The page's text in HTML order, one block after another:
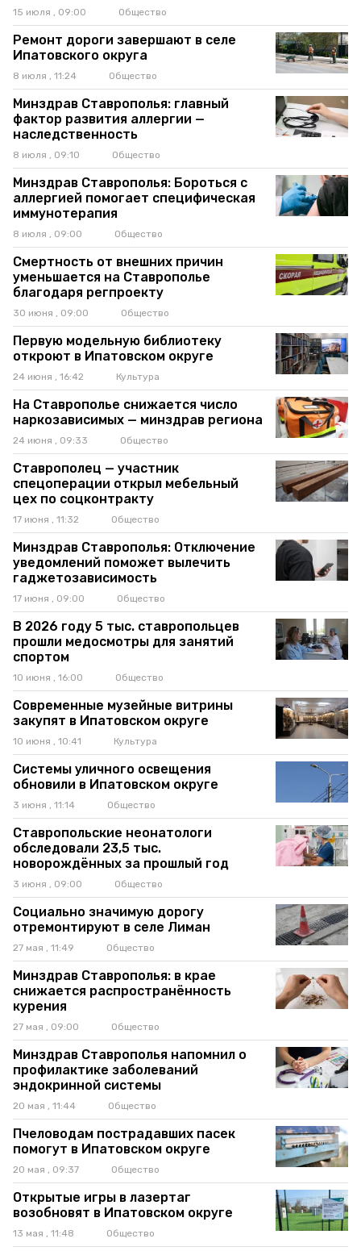
15 июля , 09:00 Общество
Ремонт дороги завершают в селе
Ипатовского округа
8 июля , 11:24 Общество
Минздрав Ставрополья: главный
фактор развития аллергии —
наследственность
8 июля , 09:10 Общество
Минздрав Ставрополья: Бороться с
аллергией помогает специфическая
иммунотерапия
8 июля , 09:00 Общество
Смертность от внешних причин
уменьшается на Ставрополье
благодаря регпроекту
30 июня , 09:00 Общество
Первую модельную библиотеку
откроют в Ипатовском округе
24 июня , 16:42 Культура
На Ставрополье снижается число
наркозависимых — минздрав региона
24 июня , 09:33 Общество
Ставрополец — участник
спецоперации открыл мебельный
цех по соцконтракту
17 июня , 11:32 Общество
Минздрав Ставрополья: Отключение
уведомлений поможет вылечить
гаджетозависимость
17 июня , 09:00 Общество
В 2026 году 5 тыс. ставропольцев
прошли медосмотры для занятий
спортом
10 июня , 16:00 Общество
Современные музейные витрины
закупят в Ипатовском округе
10 июня , 10:41 Культура
Системы уличного освещения
обновили в Ипатовском округе
3 июня , 11:14 Общество
Ставропольские неонатологи
обследовали 23,5 тыс.
новорождённых за прошлый год
3 июня , 09:00 Общество
Социально значимую дорогу
отремонтируют в селе Лиман
27 мая , 11:49 Общество
Минздрав Ставрополья: в крае
снижается распространённость
курения
27 мая , 09:00 Общество
Минздрав Ставрополья напомнил о
профилактике заболеваний
эндокринной системы
20 мая , 11:44 Общество
Пчеловодам пострадавших пасек
помогут в Ипатовском округе
20 мая , 09:37 Общество
Открытые игры в лазертаг
возобновят в Ипатовском округе
13 мая , 11:48 Общество